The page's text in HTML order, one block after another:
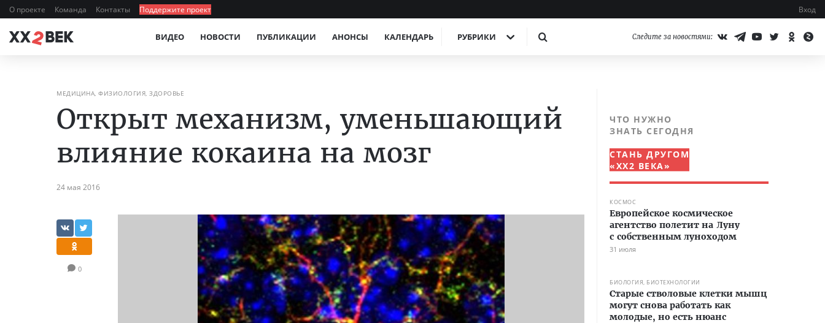
О проекте Команда Контакты Поддержите проект Вход
ВИДЕО НОВОСТИ ПУБЛИКАЦИИ АНОНСЫ КАЛЕНДАРЬ РУБРИКИ Следите за новостями:
МЕДИЦИНА, ФИЗИОЛОГИЯ, ЗДОРОВЬЕ
Открыт механизм, уменьшающий
влияние кокаина на мозг
24 мая 2016
0
ЧТО НУЖНО
ЗНАТЬ СЕГОДНЯ
СТАНЬ ДРУГОМ
«XX2 ВЕКА»
КОСМОС
Европейское космическое
агентство полетит на Луну
с собственным луноходом
31 июля
БИОЛОГИЯ, БИОТЕХНОЛОГИИ
Старые стволовые клетки мышц
могут снова работать как
молодые, но есть нюанс